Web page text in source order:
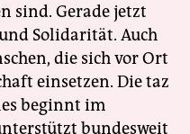
sind. Gerade jetzt
Solidarität. Auch
die sich vor Ort
einsetzen. Die taz
beginnt im
bundesweit